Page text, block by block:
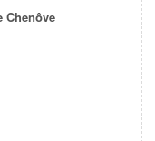
Chenôve